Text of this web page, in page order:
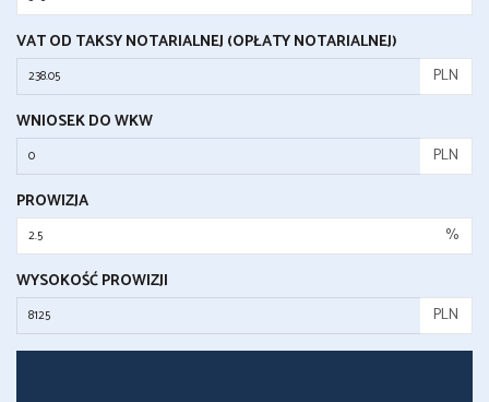
VAT OD TAKSY NOTARIALNEJ (OPŁATY NOTARIALNEJ)
PLN
WNIOSEK DO WKW
PLN
PROWIZJA
%
WYSOKOŚĆ PROWIZJI
PLN